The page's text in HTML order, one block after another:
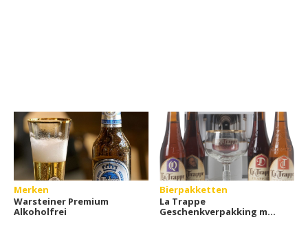
Merken
Warsteiner Premium
Alkoholfrei
Bierpakketten
La Trappe
Geschenkverpakking met